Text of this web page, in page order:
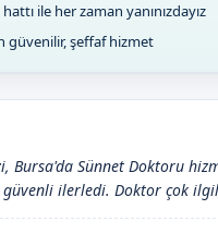
ile her zaman yanınızdayız
güvenilir, şeffaf hizmet
Bursa'da Sünnet Doktoru
güvenli ilerledi. Doktor çok